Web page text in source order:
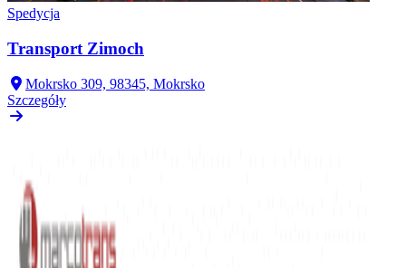
Spedycja
Transport Zimoch
Mokrsko 309, 98345, Mokrsko
Szczegóły